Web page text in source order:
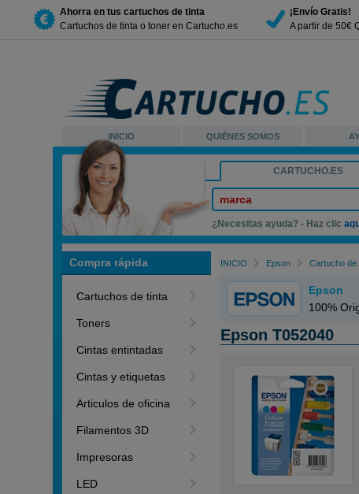
Ahorra en tus cartuchos de tinta
Cartuchos de tinta o toner en Cartucho.es
¡Envío Gratis!
A partir de 50€
INICIO QUIÉNES SOMOS
CARTUCHO.ES
marca
¿Necesitas ayuda? - Haz clic
Compra rápida
Cartuchos de tinta
Toners
Cintas entintadas
Cintas y etiquetas
Articulos de oficina
Filamentos 3D
Impresoras
LED
INICIO Epson Cartucho de
Epson
100%
Epson T052040